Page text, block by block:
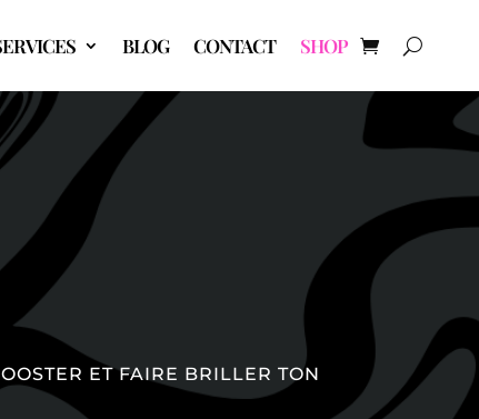
BLOG CONTACT SHOP
ET FAIRE BRILLER TON